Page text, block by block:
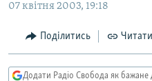
Перейти
пошукуКУЛЬТУРА
СПОРТ
ДОНБАС.РЕАЛІЇ
КРИМ.РЕАЛІЇ
ТИ ЯК?
07 квітня 2003, 19:18
Поділитись
Додати Радіо Свобода як бажане